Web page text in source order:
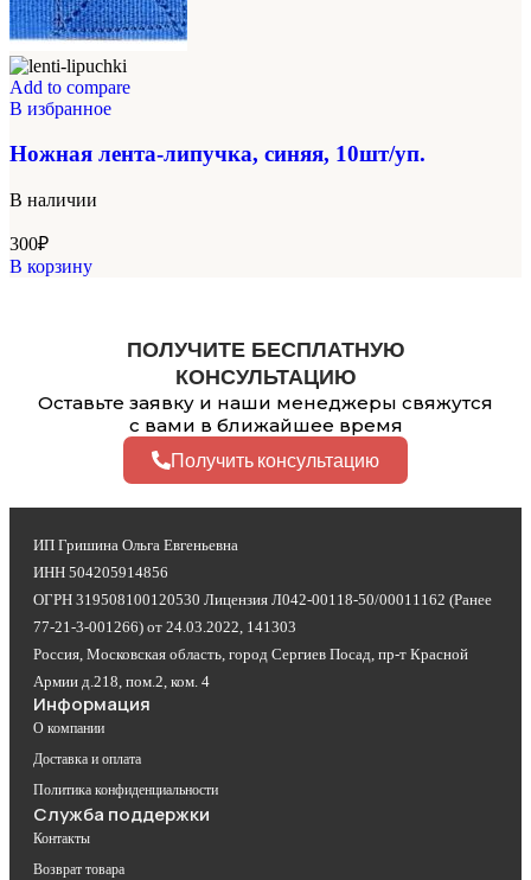
Add to compare
В избранное
Ножная лента-липучка, синяя, 10шт/уп.
В наличии
300₽
В корзину
ПОЛУЧИТЕ БЕСПЛАТНУЮ
КОНСУЛЬТАЦИЮ
Оставьте заявку и наши менеджеры свяжутся
с вами в ближайшее время
Получить консультацию
ИП Гришина Ольга Евгеньевна
ИНН 504205914856
ОГРН 319508100120530 Лицензия Л042-00118-50/00011162 (Ранее
77-21-3-001266) от 24.03.2022, 141303
Россия, Московская область, город Сергиев Посад, пр-т Красной
Армии д.218, пом.2, ком. 4
Информация
О компании
Доставка и оплата
Политика конфиденциальности
Служба поддержки
Контакты
Возврат товара